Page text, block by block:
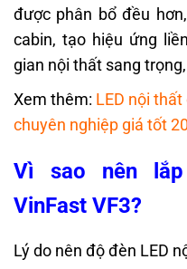
được phân bổ đều
cabin, tạo hiệu ứng
gian nội thất sang
Xem thêm: LED nội
chuyên nghiệp giá tốt
Vì sao nên
VinFast VF3?
Lý do nên độ đèn LED